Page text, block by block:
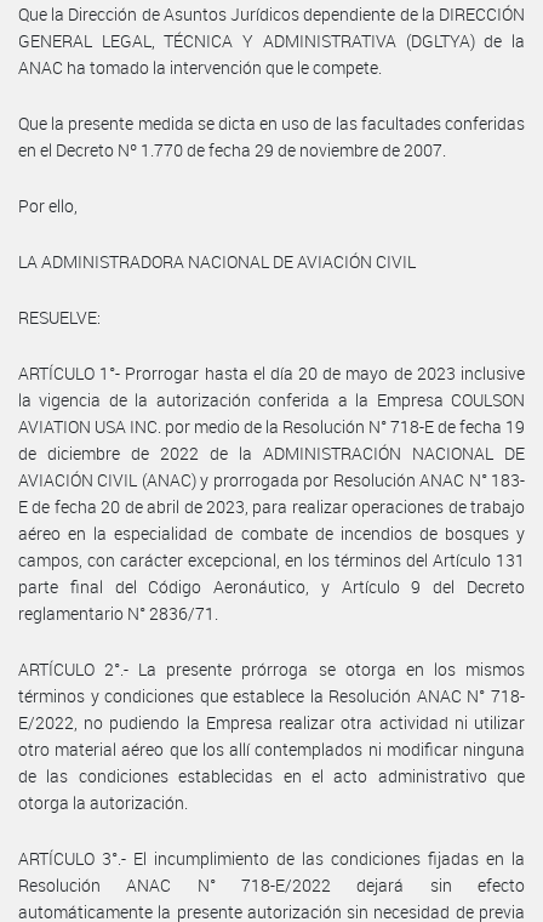
Que la Dirección de Asuntos Jurídicos dependiente de la DIRECCIÓN
GENERAL LEGAL, TÉCNICA Y ADMINISTRATIVA (DGLTYA) de la
ANAC ha tomado la intervención que le compete.
Que la presente medida se dicta en uso de las facultades conferidas
en el Decreto Nº 1.770 de fecha 29 de noviembre de 2007.
Por ello,
LA ADMINISTRADORA NACIONAL DE AVIACIÓN CIVIL
RESUELVE:
ARTÍCULO 1°- Prorrogar hasta el día 20 de mayo de 2023 inclusive
la vigencia de la autorización conferida a la Empresa COULSON
AVIATION USA INC. por medio de la Resolución N° 718-E de fecha 19
de diciembre de 2022 de la ADMINISTRACIÓN NACIONAL DE
AVIACIÓN CIVIL (ANAC) y prorrogada por Resolución ANAC N° 183-
E de fecha 20 de abril de 2023, para realizar operaciones de trabajo
aéreo en la especialidad de combate de incendios de bosques y
campos, con carácter excepcional, en los términos del Artículo 131
parte final del Código Aeronáutico, y Artículo 9 del Decreto
reglamentario N° 2836/71.
ARTÍCULO 2°.- La presente prórroga se otorga en los mismos
términos y condiciones que establece la Resolución ANAC N° 718-
E/2022, no pudiendo la Empresa realizar otra actividad ni utilizar
otro material aéreo que los allí contemplados ni modificar ninguna
de las condiciones establecidas en el acto administrativo que
otorga la autorización.
ARTÍCULO 3°.- El incumplimiento de las condiciones fijadas en la
Resolución ANAC N° 718-E/2022 dejará sin efecto
automáticamente la presente autorización sin necesidad de previa